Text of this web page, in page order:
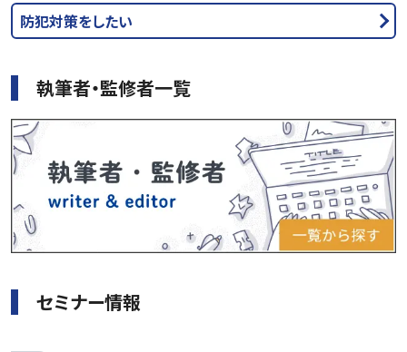
防犯対策をしたい
執筆者・監修者一覧
セミナー情報